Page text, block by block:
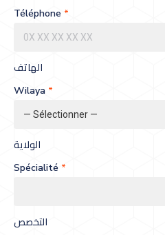
Téléphone *
الهاتف
Wilaya *
الولاية
Spécialité *
التخصص